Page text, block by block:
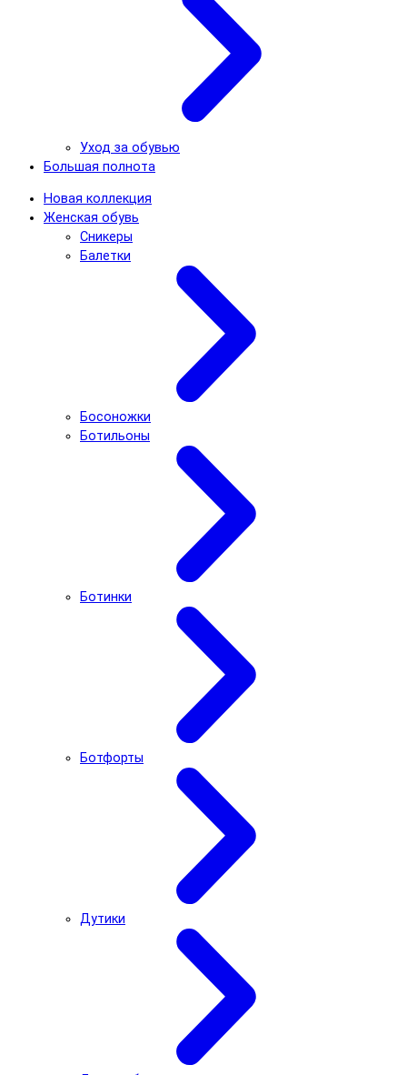
Уход за обувью
Большая полнота
Новая коллекция
Женская обувь
Сникеры
Балетки
Босоножки
Ботильоны
Ботинки
Ботфорты
Дутики